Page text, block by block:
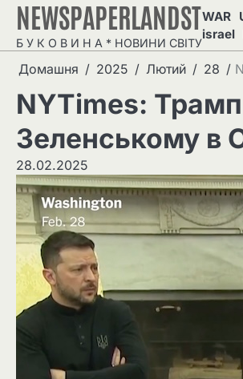
Перейти
вмісту
NEWSPAPERLANDST
Б У К О В И Н А * НОВИНИ СВІТУ
WAR
israel
Домашня 2025 Лютий 28
NYTimes: Трамп
Зеленському в
28.02.2025